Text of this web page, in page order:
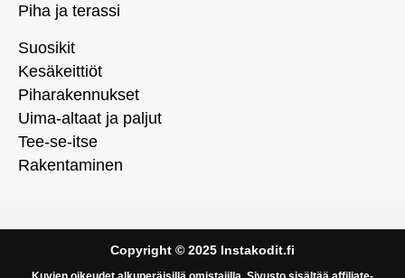
Piha ja terassi
Suosikit
Kesäkeittiöt
Piharakennukset
Uima-altaat ja paljut
Tee-se-itse
Rakentaminen
Copyright © 2025 Instakodit.fi